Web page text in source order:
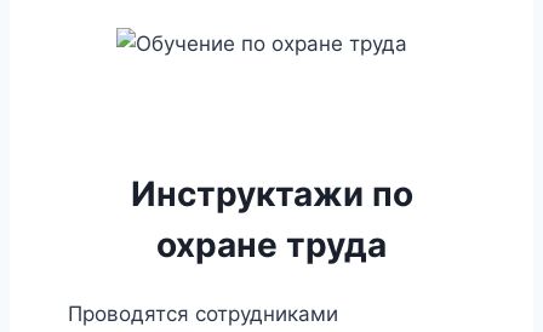
Инструктажи по
охране труда
Проводятся сотрудниками